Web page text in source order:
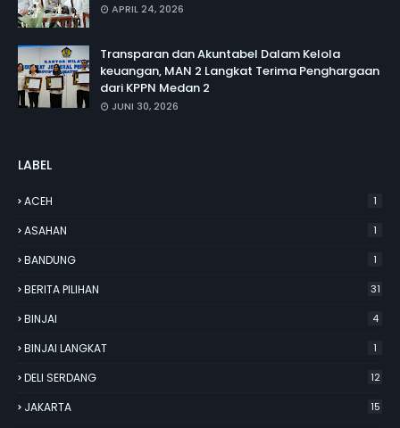
APRIL 24, 2026
Transparan dan Akuntabel Dalam Kelola
keuangan, MAN 2 Langkat Terima Penghargaan
dari KPPN Medan 2
JUNI 30, 2026
LABEL
ACEH 1
ASAHAN 1
BANDUNG 1
BERITA PILIHAN 31
BINJAI 4
BINJAI LANGKAT 1
DELI SERDANG 12
JAKARTA 15